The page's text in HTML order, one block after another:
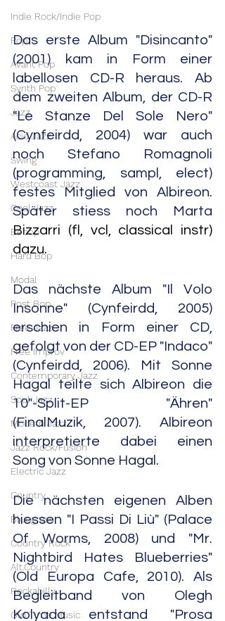
Indie Rock/Indie Pop
Pop
Avant Pop
Synth Pop
Jazz
Acid Jazz
Swing
Westcoast Jazz
Cool Jazz
Bebop
Hard Bop
Modal
Post Bop
Free Jazz
Free Improv
Contemporary Jazz
Soul Jazz
Modern Jazz
Jazz Rock/Fusion
Electric Jazz
Country
Bluegrass
Country Rock
Alt.Country
Rockabilly
Old Time Music
Das erste Album "Disincanto"
(2001) kam in Form einer
labellosen CD-R heraus. Ab
dem zweiten Album, der CD-R
"Le Stanze Del Sole Nero"
(Cynfeirdd, 2004) war auch
noch Stefano Romagnoli
(programming, sampl, elect)
festes Mitglied von Albireon.
Bizzarri (fl, vcl, classical instr)
dazu.
Das nächste Album "Il Volo
Insonne" (Cynfeirdd, 2005)
erschien in Form einer CD,
gefolgt von der CD-EP "Indaco"
(Cynfeirdd, 2006). Mit Sonne
Hagal teilte sich Albireon die
10"-Split-EP "Ähren"
(FinalMuzik, 2007). Albireon
interpretierte dabei einen
Song von Sonne Hagal.
Die nächsten eigenen Alben
hiessen "I Passi Di Liù" (Palace
Of Worms, 2008) und "Mr.
Nightbird Hates Blueberries"
(Old Europa Cafe, 2010). Als
Begleitband von Olegh
Kolyada entstand "Prosa